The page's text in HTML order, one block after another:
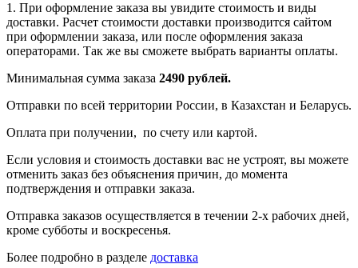
1. При оформление заказа вы увидите стоимость и виды
доставки. Расчет стоимости доставки производится сайтом
при оформлении заказа, или после оформления заказа
операторами. Так же вы сможете выбрать варианты оплаты.
Минимальная сумма заказа 2490 рублей.
Отправки по всей территории России, в Казахстан и Беларусь.
Оплата при получении, по счету или картой.
Если условия и стоимость доставки вас не устроят, вы можете
отменить заказ без объяснения причин, до момента
подтверждения и отправки заказа.
Отправка заказов осуществляется в течении 2-х рабочих дней,
кроме субботы и воскресенья.
Более подробно в разделе доставка